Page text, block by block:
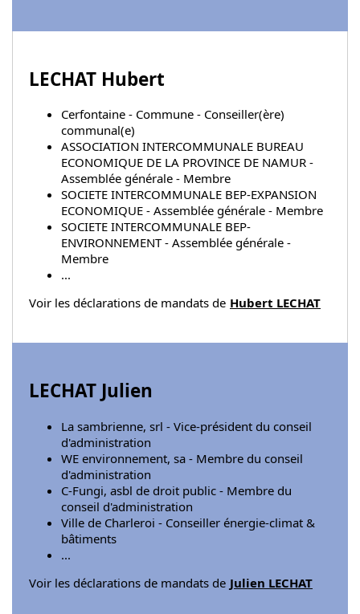
LECHAT Hubert
Cerfontaine - Commune - Conseiller(ère)
communal(e)
ASSOCIATION INTERCOMMUNALE BUREAU
ECONOMIQUE DE LA PROVINCE DE NAMUR -
Assemblée générale - Membre
SOCIETE INTERCOMMUNALE BEP-EXPANSION
ECONOMIQUE - Assemblée générale - Membre
SOCIETE INTERCOMMUNALE BEP-
ENVIRONNEMENT - Assemblée générale -
Membre
...
Voir les déclarations de mandats de Hubert LECHAT
LECHAT Julien
La sambrienne, srl - Vice-président du conseil
d'administration
WE environnement, sa - Membre du conseil
d'administration
C-Fungi, asbl de droit public - Membre du
conseil d'administration
Ville de Charleroi - Conseiller énergie-climat &
bâtiments
...
Voir les déclarations de mandats de Julien LECHAT